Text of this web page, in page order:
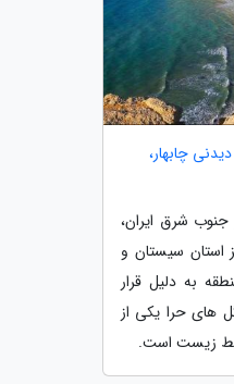
چابهار،
شرق ایران،
استان سیستان و
به دلیل قرار
های حرا یکی از
زیست است.